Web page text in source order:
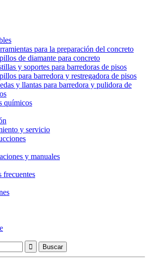
para la preparación del concreto
de diamante para concreto
y soportes para barredoras de pisos
para barredora y restregadora de pisos
y llantas para barredora y pulidora de
químicos
y servicio
y manuales
frecuentes